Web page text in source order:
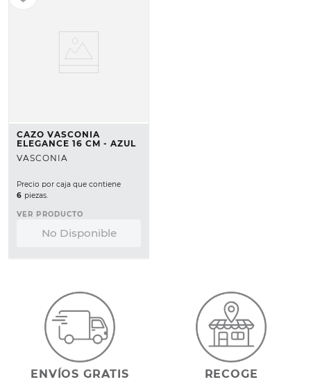
CAZO VASCONIA
ELEGANCE 16 CM - AZUL
VASCONIA
Precio por caja que contiene
6 piezas.
VER PRODUCTO
No Disponible
ENVÍOS GRATIS RECOGE